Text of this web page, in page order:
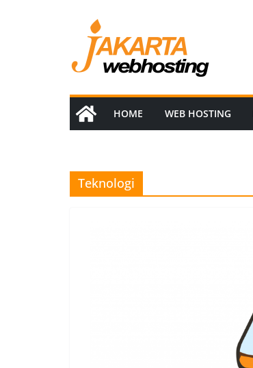
HOME WEB HOSTING
Teknologi